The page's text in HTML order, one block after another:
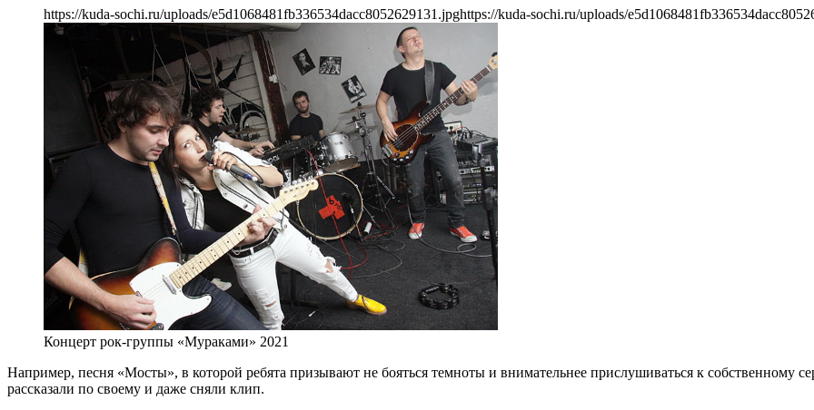
https://kuda-sochi.ru/uploads/e5d1068481fb336534dacc8052629131.jpghttps://kuda-sochi.ru/uploads/
Концерт рок-группы «Мураками» 2021
Например, песня «Мосты», в которой ребята призывают не бояться темноты и внимательнее прислушиваться к собственному
рассказали по своему и даже сняли клип.